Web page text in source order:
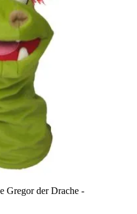
Gregor der Drache -